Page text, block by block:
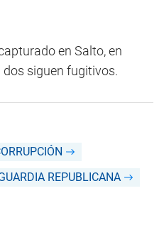
en Salto, en
siguen fugitivos.
REPUBLICANA